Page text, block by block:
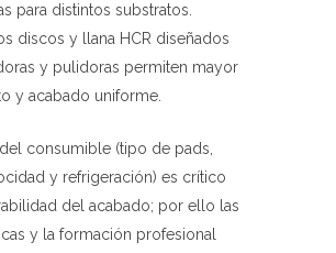
para distintos substratos.
discos y llana HCR diseñados
y pulidoras permiten mayor
y acabado uniforme.
consumible (tipo de pads,
y refrigeración) es crítico
del acabado; por ello las
y la formación profesional